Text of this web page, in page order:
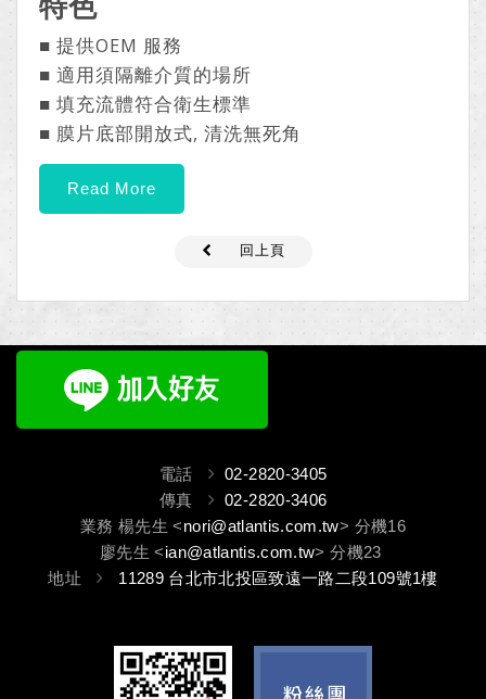
■ 提供OEM 服務
■ 適用須隔離介質的場所
■ 填充流體符合衛生標準
■ 膜片底部開放式, 清洗無死角
Read More
回上頁
電話
02-2820-3405
傳真
02-2820-3406
業務 楊先生 <nori@atlantis.com.tw> 分機16
廖先生 <ian@atlantis.com.tw> 分機23
地址
11289 台北市北投區致遠一路二段109號1樓